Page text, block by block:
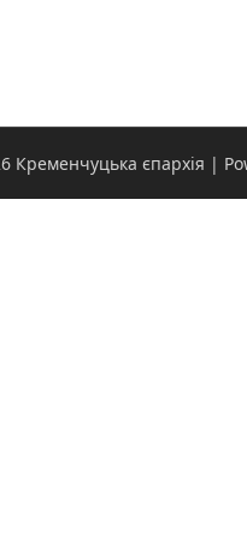
Кременчуцька єпархія |